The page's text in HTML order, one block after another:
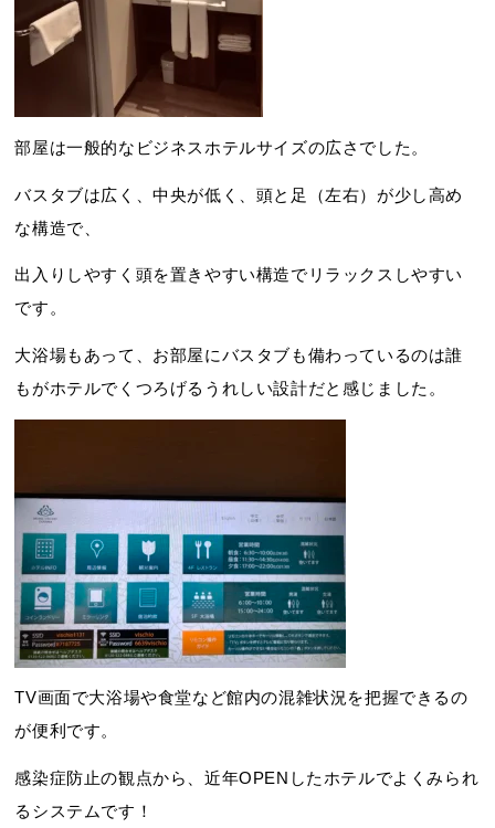
部屋は一般的なビジネスホテルサイズの広さでした。
バスタブは広く、中央が低く、頭と足（左右）が少し高め
な構造で、
出入りしやすく頭を置きやすい構造でリラックスしやすい
です。
大浴場もあって、お部屋にバスタブも備わっているのは誰
もがホテルでくつろげるうれしい設計だと感じました。
TV画面で大浴場や食堂など館内の混雑状況を把握できるの
が便利です。
感染症防止の観点から、近年OPENしたホテルでよくみられ
るシステムです！